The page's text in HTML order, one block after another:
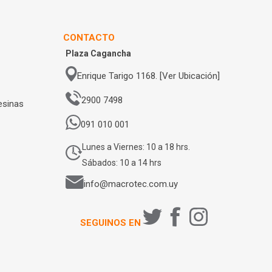
CONTACTO
Plaza Cagancha
Enrique Tarigo 1168. [Ver Ubicación]
2900 7498
091 010 001
Lunes a Viernes: 10 a 18 hrs.
Sábados: 10 a 14 hrs
info@macrotec.com.uy
SEGUINOS EN